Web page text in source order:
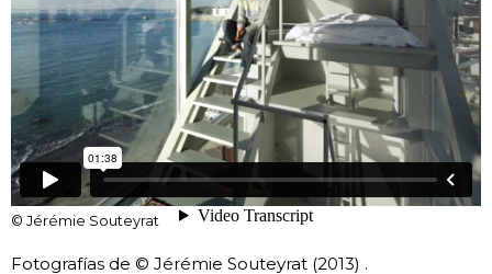
© Jérémie Souteyrat
Fotografías de © Jérémie Souteyrat (2013) .